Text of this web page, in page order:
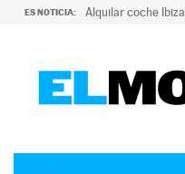
ES NOTICIA: Alquilar coche Ibiza
ELÉCTRICOS